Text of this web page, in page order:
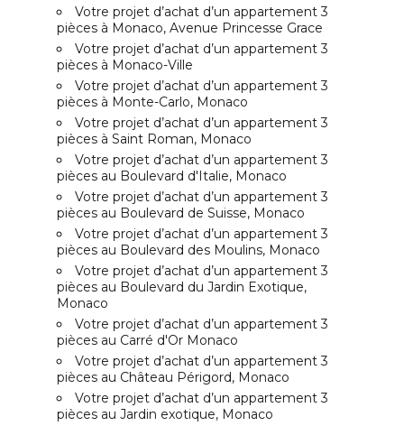
Votre projet d’achat d’un appartement 3
pièces à Monaco, Avenue Princesse Grace
Votre projet d’achat d’un appartement 3
pièces à Monaco-Ville
Votre projet d’achat d’un appartement 3
pièces à Monte-Carlo, Monaco
Votre projet d’achat d’un appartement 3
pièces à Saint Roman, Monaco
Votre projet d’achat d’un appartement 3
pièces au Boulevard d'Italie, Monaco
Votre projet d’achat d’un appartement 3
pièces au Boulevard de Suisse, Monaco
Votre projet d’achat d’un appartement 3
pièces au Boulevard des Moulins, Monaco
Votre projet d’achat d’un appartement 3
pièces au Boulevard du Jardin Exotique,
Monaco
Votre projet d’achat d’un appartement 3
pièces au Carré d'Or Monaco
Votre projet d’achat d’un appartement 3
pièces au Château Périgord, Monaco
Votre projet d’achat d’un appartement 3
pièces au Jardin exotique, Monaco